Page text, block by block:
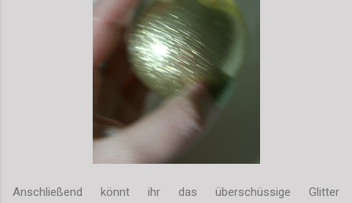
Anschließend könnt ihr das überschüssige Glitter